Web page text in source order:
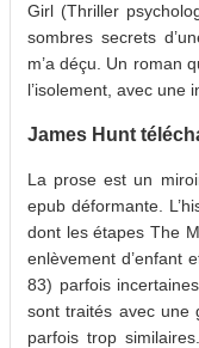
Girl (Thriller
sombres secrets
m’a déçu. Un roman
l’isolement, avec une
James Hunt
La prose est un
epub déformante.
dont les étapes The
enlèvement d’enfant
83) parfois
sont traités avec une
parfois trop